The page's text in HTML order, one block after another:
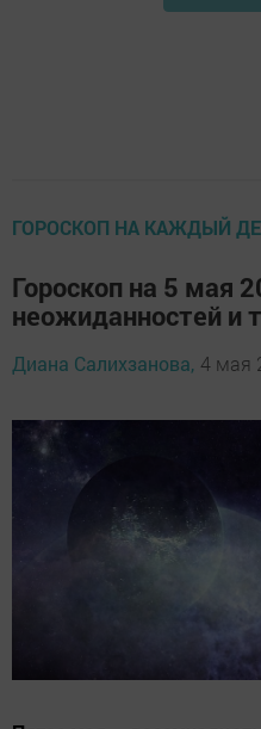
ГОРОСКОП НА КАЖДЫЙ
Гороскоп на 5 мая
неожиданностей и
Диана Салихзанова, 4 мая